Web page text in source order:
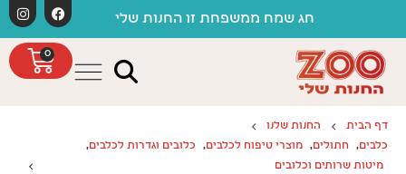
חג שמח ממשפחת זו החנות שלי
0
דף הבית
החנות שלנו
כלבים, חתולים, מוצרי טיפוח לכלבים, כלובים וגדרות לכלבים,
מיטות שרותים וכלובים